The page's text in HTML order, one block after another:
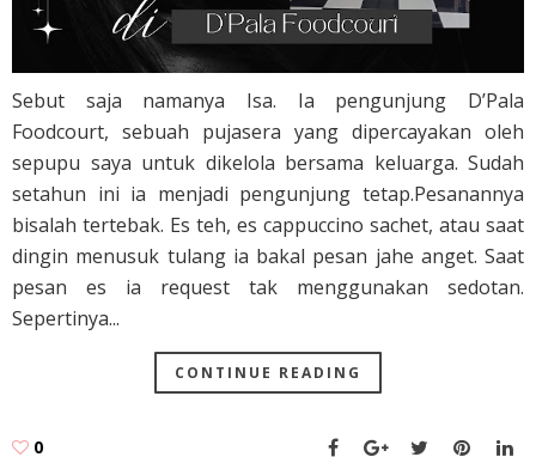
Sebut saja namanya Isa. Ia pengunjung D’Pala
Foodcourt, sebuah pujasera yang dipercayakan oleh
sepupu saya untuk dikelola bersama keluarga. Sudah
setahun ini ia menjadi pengunjung tetap.Pesanannya
bisalah tertebak. Es teh, es cappuccino sachet, atau saat
dingin menusuk tulang ia bakal pesan jahe anget. Saat
pesan es ia request tak menggunakan sedotan.
Sepertinya...
CONTINUE READING
0